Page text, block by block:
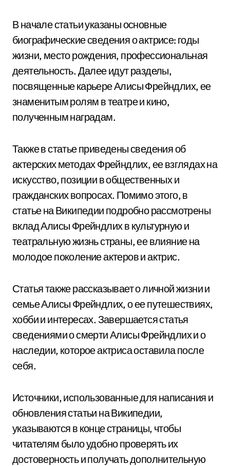
В начале статьи указаны основные
биографические сведения о актрисе: годы
жизни, место рождения, профессиональная
деятельность. Далее идут разделы,
посвященные карьере Алисы Фрейндлих, ее
знаменитым ролям в театре и кино,
полученным наградам.
Также в статье приведены сведения об
актерских методах Фрейндлих, ее взглядах на
искусство, позиции в общественных и
гражданских вопросах. Помимо этого, в
статье на Википедии подробно рассмотрены
вклад Алисы Фрейндлих в культурную и
театральную жизнь страны, ее влияние на
молодое поколение актеров и актрис.
Статья также рассказывает о личной жизни и
семье Алисы Фрейндлих, о ее путешествиях,
хобби и интересах. Завершается статья
сведениями о смерти Алисы Фрейндлих и о
наследии, которое актриса оставила после
себя.
Источники, использованные для написания и
обновления статьи на Википедии,
указываются в конце страницы, чтобы
читателям было удобно проверять их
достоверность и получать дополнительную